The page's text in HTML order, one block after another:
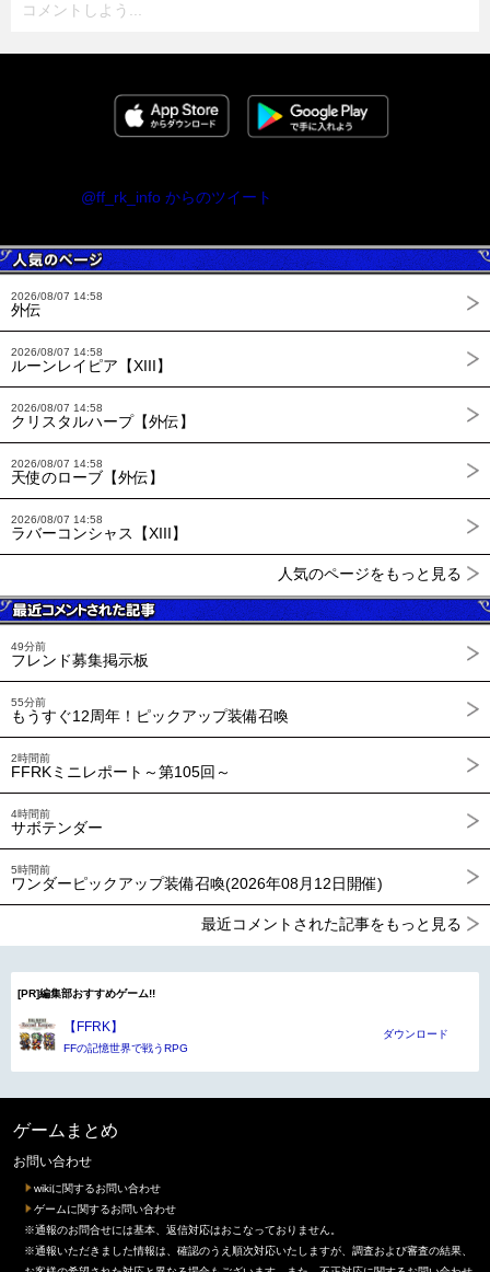
コメントしよう...
@ff_rk_info からのツイート
2026/08/07 14:58
外伝
2026/08/07 14:58
ルーンレイピア【XIII】
2026/08/07 14:58
クリスタルハープ【外伝】
2026/08/07 14:58
天使のローブ【外伝】
2026/08/07 14:58
ラバーコンシャス【XIII】
人気のページをもっと見る
49分前
フレンド募集掲示板
55分前
もうすぐ12周年！ピックアップ装備召喚
2時間前
FFRKミニレポート～第105回～
4時間前
サボテンダー
5時間前
ワンダーピックアップ装備召喚(2026年08月12日開催)
最近コメントされた記事をもっと見る
[PR]編集部おすすめゲーム!!
【FFRK】
FFの記憶世界で戦うRPG
ダウンロード
ゲームまとめ
お問い合わせ
wikiに関するお問い合わせ
ゲームに関するお問い合わせ
※通報のお問合せには基本、返信対応はおこなっておりません。
※通報いただきました情報は、確認のうえ順次対応いたしますが、調査および審査の結果、